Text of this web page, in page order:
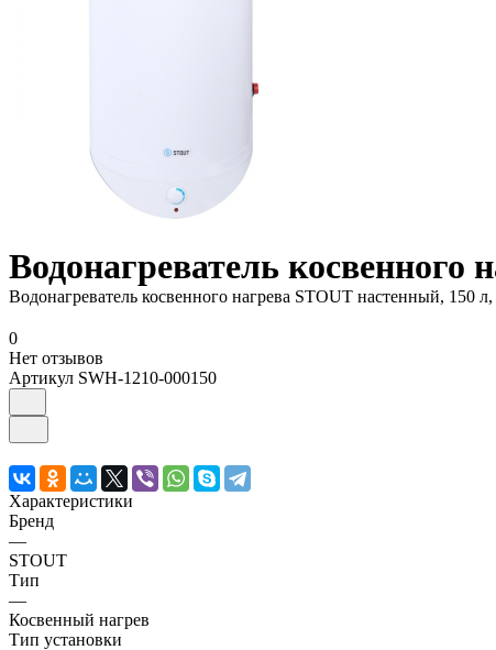
Водонагреватель
Водонагреватель косвенного нагрева STOUT настенный, 150
0
Нет отзывов
Артикул SWH-1210-000150
Характеристики
Бренд
—
STOUT
Тип
—
Косвенный нагрев
Тип установки